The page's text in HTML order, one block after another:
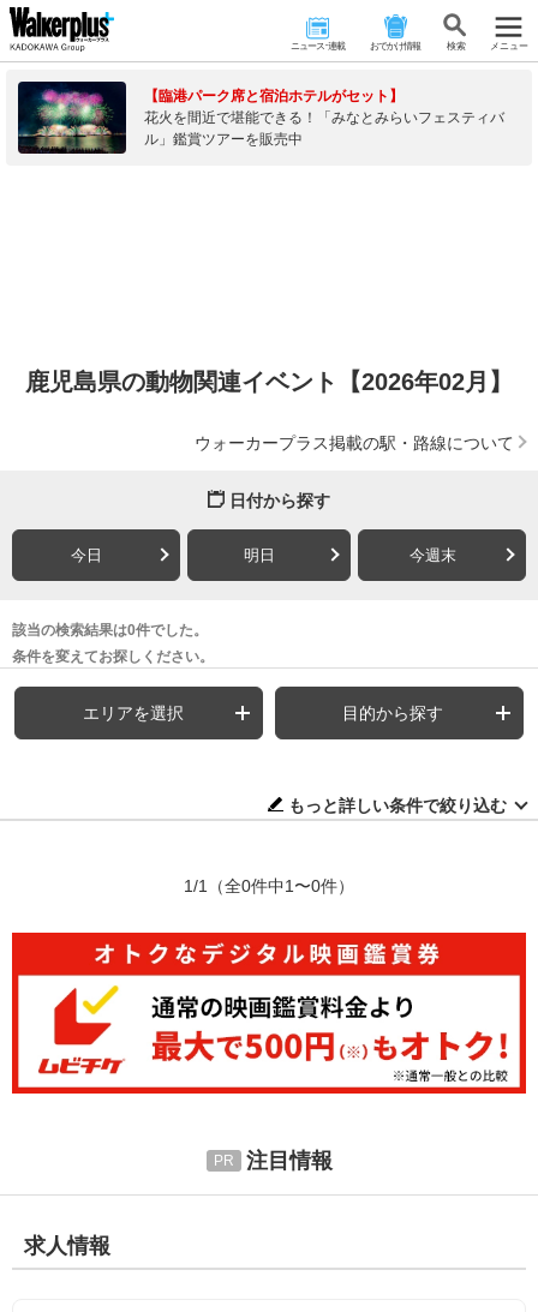
ニュース･連載 おでかけ情報 検 索 メニュー
【臨港パーク席と宿泊ホテルがセット】
花火を間近で堪能できる！「みなとみらいフェスティバ
ル」鑑賞ツアーを販売中
鹿児島県の動物関連イベント【2026年02月】
ウォーカープラス掲載の駅・路線について
日付から探す
今日 明日 今週末
該当の検索結果は0件でした。
条件を変えてお探しください。
エリアを選択 目的から探す
もっと詳しい条件で絞り込む
1/1 （全0件中1〜0件）
注目情報
求人情報